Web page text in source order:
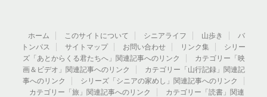
ホーム このサイトについて シニアライフ 山歩き
バ
トンパス
サイトマップ お問い合わせ リンク集
シリー
ズ「あとからくる君たちへ」関連記事へのリンク
カテゴリー「映
画＆ビデオ」関連記事へのリンク
カテゴリー「山行記録」関連記
事へのリンク
シリーズ「シニアの家めし」関連記事へのリンク
カテゴリー「旅」関連記事へのリンク
カテゴリー「読書」関連